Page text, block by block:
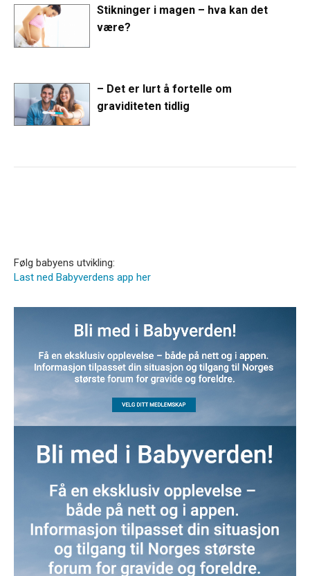
Stikninger i magen – hva kan det
være?
– Det er lurt å fortelle om
graviditeten tidlig
Følg babyens utvikling:
Last ned Babyverdens app her